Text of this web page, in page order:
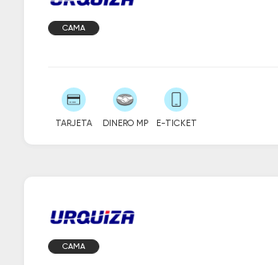
CAMA
TARJETA DINERO MP E-TICKET
CAMA